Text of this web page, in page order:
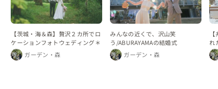
【茨城・海＆森】贅沢２カ所でロ
ケーションフォトウェディング＊
ガーデン・森
みんなの近くで、沢山笑
う/ABURAYAMAの結婚式
ガーデン・森
れ